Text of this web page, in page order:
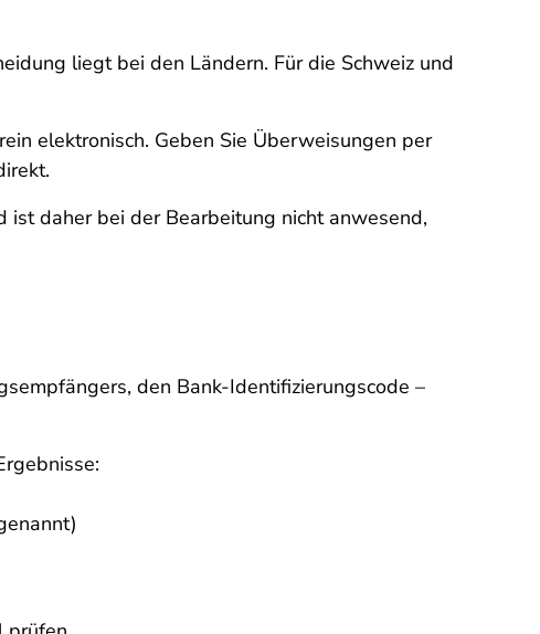
liegt bei den Ländern. Für die Schweiz und
elektronisch. Geben Sie Überweisungen per
daher bei der Bearbeitung nicht anwesend,
den Bank-Identifizierungscode –